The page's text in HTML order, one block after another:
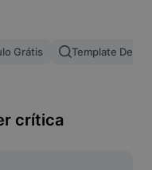
Grátis Template De
crítica